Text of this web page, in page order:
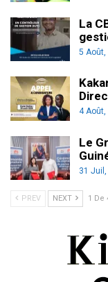
La
5 Août,
4 Août,
Le
31
PREV NEXT 1 De